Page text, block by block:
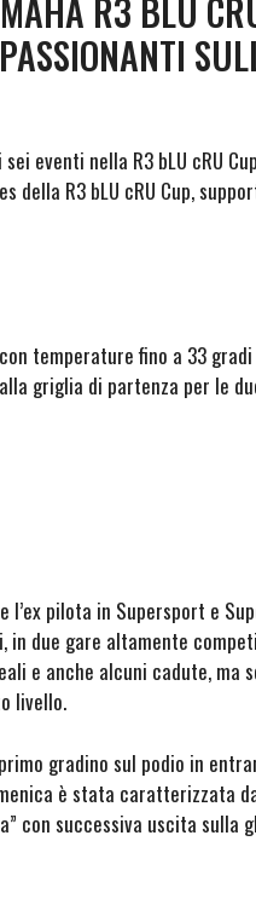
R3 BLU
eventi nella R3 bLU cRU Cup
R3 bLU cRU Cup,
temperature fino a 33
griglia di partenza per le
pilota in Supersport e
in due gare altamente
e anche alcuni cadute, ma
livello.
gradino sul podio in
è stata caratterizzata
con successiva uscita sulla